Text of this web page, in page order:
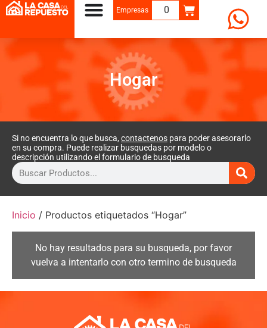
Empresas 0
Hogar
Si no encuentra lo que busca, contactenos para poder asesorarlo
en su compra. Puede realizar busquedas por modelo o
descripción utilizando el formulario de busqueda
Inicio / Productos etiquetados “Hogar”
No hay resultados para su busqueda, por favor
vuelva a intentarlo con otro termino de busqueda